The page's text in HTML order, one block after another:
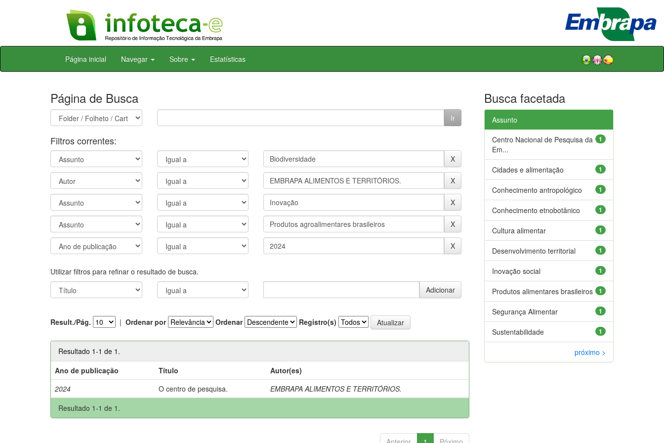
Skip
Página inicial Navegar Sobre Estatísticas
Página de Busca
Filtros correntes:
Utilizar filtros para refinar o resultado de busca.
Result./Pág. | Ordenar por Ordenar Registro(s)
Resultado 1-1 de 1.
Ano de publicação
Título
Autor(es)
2024
O centro de pesquisa.
EMBRAPA ALIMENTOS E TERRITÓRIOS.
Resultado 1-1 de 1.
Busca facetada
Assunto
1
Centro Nacional de Pesquisa da
Em...
1
Cidades e alimentação
1
Conhecimento antropológico
1
Conhecimento etnobotânico
1
Cultura alimentar
1
Desenvolvimento territorial
1
Inovação social
1
Produtos alimentares brasileiros
1
Segurança Alimentar
1
Sustentabilidade
próximo >